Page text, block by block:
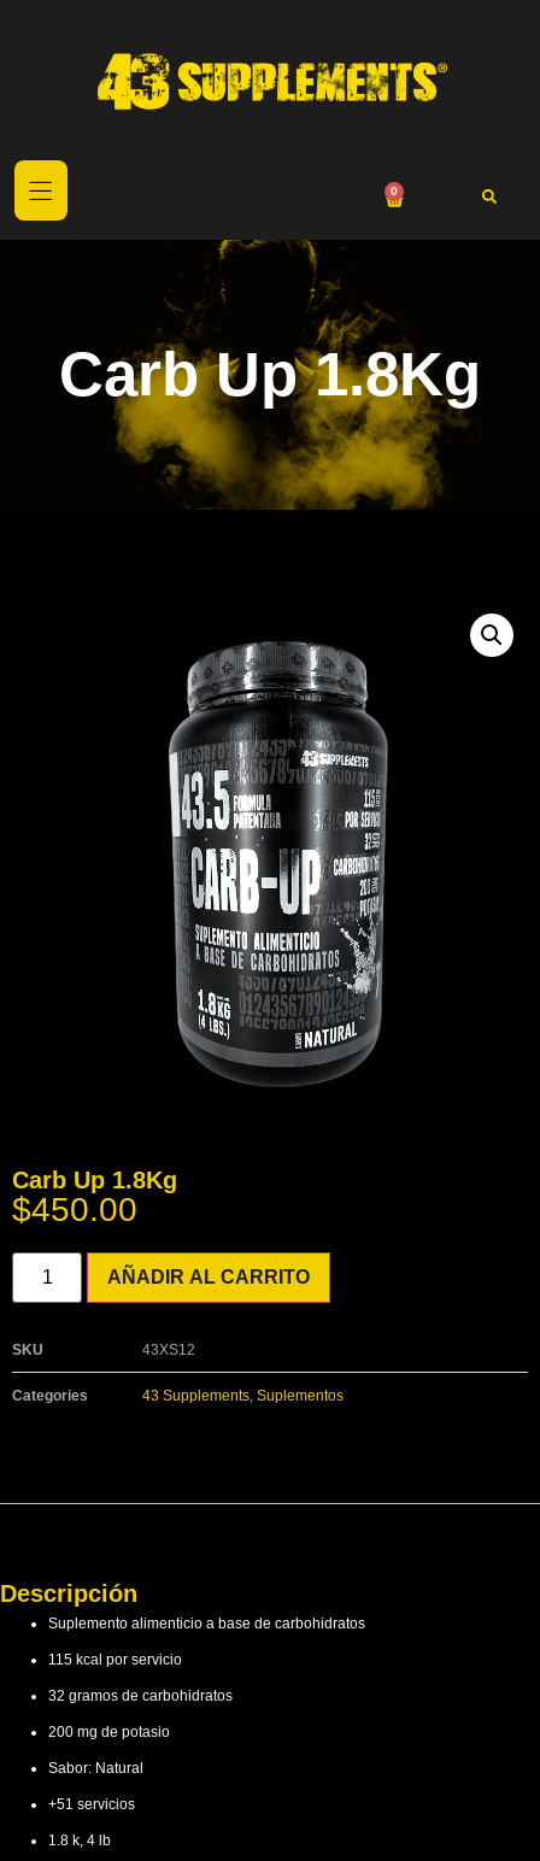
0
Carb Up 1.8Kg
Carb Up 1.8Kg
$450.00
AÑADIR AL CARRITO
SKU 43XS12
Categories 43 Supplements Suplementos
Descripción
Suplemento alimenticio a base de carbohidratos
115 kcal por servicio
32 gramos de carbohidratos
200 mg de potasio
Sabor: Natural
+51 servicios
1.8 k, 4 lb